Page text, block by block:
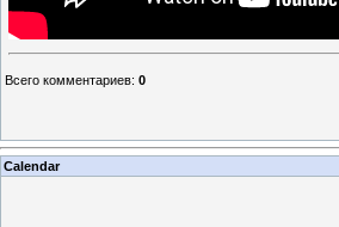
Всего комментариев: 0
Calendar